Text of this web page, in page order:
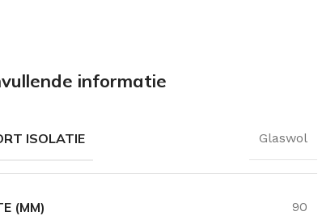
informatie
ISOLATIE Glaswol
(MM) 90